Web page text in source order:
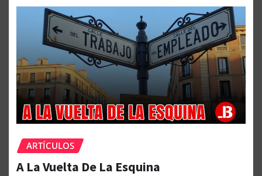
ARTÍCULOS
A La Vuelta De La Esquina